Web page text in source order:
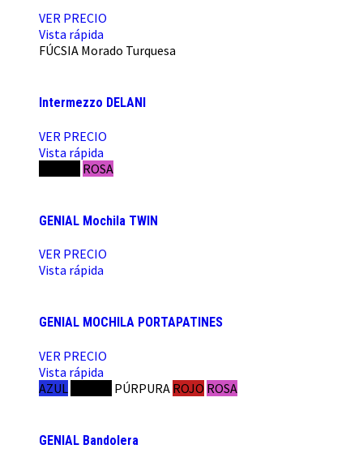
VER PRECIO
Vista rápida
FÚCSIA Morado Turquesa
Intermezzo DELANI
VER PRECIO
Vista rápida
ROSA
GENIAL Mochila TWIN
VER PRECIO
Vista rápida
GENIAL MOCHILA PORTAPATINES
VER PRECIO
Vista rápida
AZUL
PÚRPURA ROJO ROSA
GENIAL Bandolera